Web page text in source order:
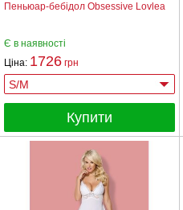
Пеньюар-бебідол Obsessive Lovlea
Є в наявності
Ціна: 1726 грн
Купити